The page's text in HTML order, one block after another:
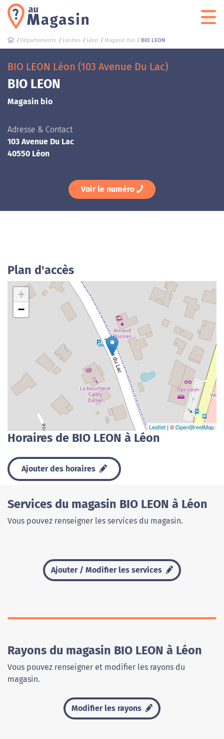
Départements Landes Léon Magasin bio BIO LEON
BIO LEON Léon (103 Avenue Du Lac)
BIO LEON
Magasin bio
Adresse & Contact
103 Avenue Du Lac
40550 Léon
Voir le numéro
Plan d'accès
+
−
Leaflet | ©OpenStreetMap
Horaires de BIO LEON à Léon
Ajouter des horaires
Services du magasin BIO LEON à Léon
Vous pouvez renseigner les services du magasin.
Ajouter / Modifier les services
Rayons du magasin BIO LEON à Léon
Vous pouvez renseigner et modifier les rayons du
magasin.
Modifier les rayons